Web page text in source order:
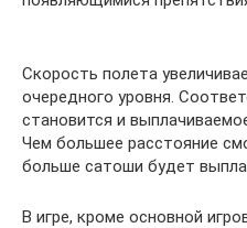
Скорость полета
очередного уровня.
становится и
Чем большее расстояние
больше сатоши будет
В игре, кроме основной